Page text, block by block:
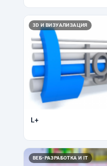
3D И ВИЗУАЛИЗАЦИЯ
L+
ВЕБ-РАЗРАБОТКА И IT